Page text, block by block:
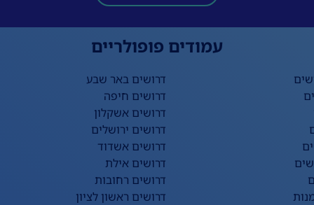
עמודים פופולריים
דרושים באר שבע
דרושים חיפה
דרושים אשקלון
דרושים ירושלים
דרושים אשדוד
דרושים אילת
דרושים רחובות
דרושים ראשון לציון